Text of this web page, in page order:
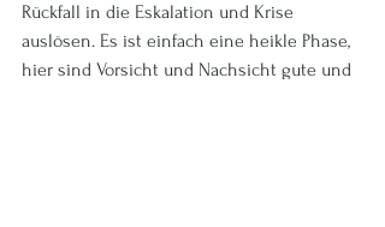
Rückfall in die Eskalation und Krise
auslösen. Es ist einfach eine heikle Phase,
hier sind Vorsicht und Nachsicht gute und